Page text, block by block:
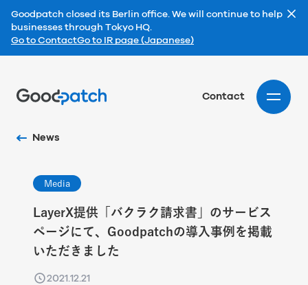
Goodpatch closed its Berlin office. We will continue to help
businesses through Tokyo HQ.
Go to ContactGo to IR page (Japanese)
Contact
News
Media
LayerX提供「バクラク請求書」のサービス
ページにて、Goodpatchの導入事例を掲載
いただきました
2021.12.21